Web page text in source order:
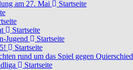
am 27. Mai
Startseite
Startseite
Jugend
Startseite
Startseite
rund um das Spiel gegen Quierschied
Startseite